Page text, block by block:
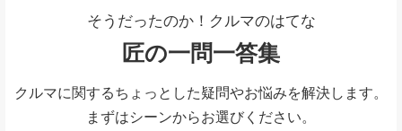
そうだったのか！クルマのはてな
匠の一問一答集
クルマに関するちょっとした疑問やお悩みを解決します。
まずはシーンからお選びください。